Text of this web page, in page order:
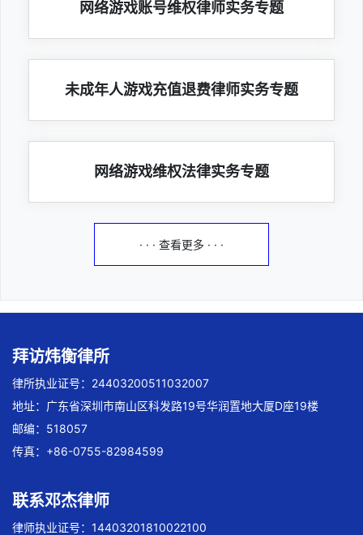
网络游戏账号维权律师实务专题
未成年人游戏充值退费律师实务专题
网络游戏维权法律实务专题
· · · 查看更多 · · ·
拜访炜衡律所
律所执业证号：24403200511032007
地址：广东省深圳市南山区科发路19号华润置地大厦D座19楼
邮编：518057
传真：+86-0755-82984599
联系邓杰律师
律师执业证号：14403201810022100